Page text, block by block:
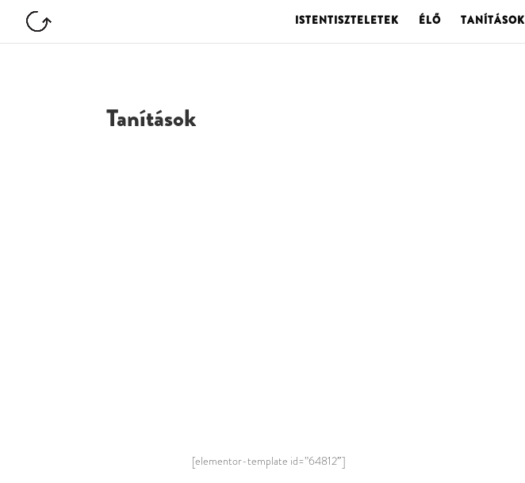
ISTENTISZTELETEK ÉLŐ TANÍTÁSOK
Tanítások
[elementor-template id=”64812″]